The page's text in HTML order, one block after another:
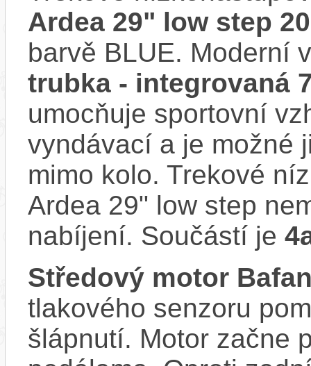
Ardea 29" low step
barvě BLUE. Moderní
trubka - integrovaná
umocňuje sportovní
vyndávací a je možné
mimo kolo. Trekové
Ardea 29" low step
nabíjení. Součástí je
Středový motor
tlakového senzoru
šlápnutí. Motor začne